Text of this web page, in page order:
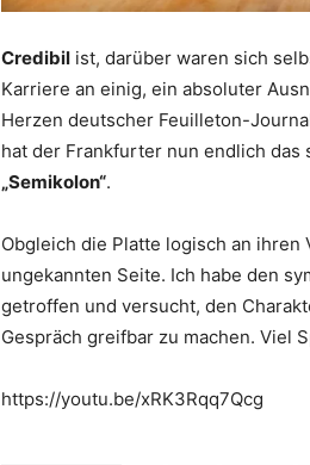
Credibil ist, darüber waren sich
Karriere an einig, ein absoluter
Herzen deutscher Feuilleton-
hat der Frankfurter nun endlich
„Semikolon“.
Obgleich die Platte logisch an ihren
ungekannten Seite. Ich habe den
getroffen und versucht, den
Gespräch greifbar zu machen. Viel
https://youtu.be/xRK3Rqq7Qcg